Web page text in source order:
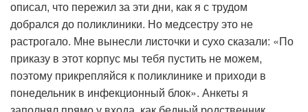
описал, что пережил за эти дни, как я с трудом
добрался до поликлиники. Но медсестру это не
растрогало. Мне вынесли листочки и сухо сказали: «По
приказу в этот корпус мы тебя пустить не можем,
поэтому прикрепляйся к поликлинике и приходи в
понедельник в инфекционный блок». Анкеты я